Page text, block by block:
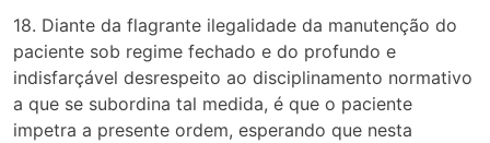
18. Diante da flagrante ilegalidade da manutenção do
paciente sob regime fechado e do profundo e
indisfarçável desrespeito ao disciplinamento normativo
a que se subordina tal medida, é que o paciente
impetra a presente ordem, esperando que nesta